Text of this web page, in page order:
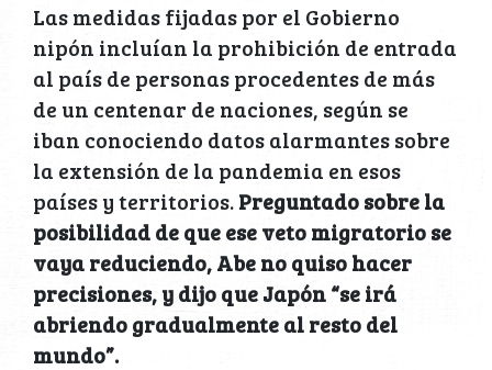
Las medidas fijadas por el Gobierno
nipón incluían la prohibición de entrada
al país de personas procedentes de más
de un centenar de naciones, según se
iban conociendo datos alarmantes sobre
la extensión de la pandemia en esos
países y territorios.Preguntado sobre la
posibilidad de que ese veto migratorio se
vaya reduciendo, Abe no quiso hacer
precisiones, y dijo que Japón “se irá
abriendo gradualmente al resto del
mundo”.